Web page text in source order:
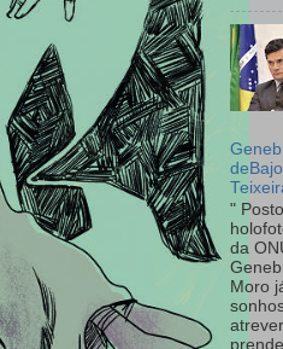
"
da
Moro